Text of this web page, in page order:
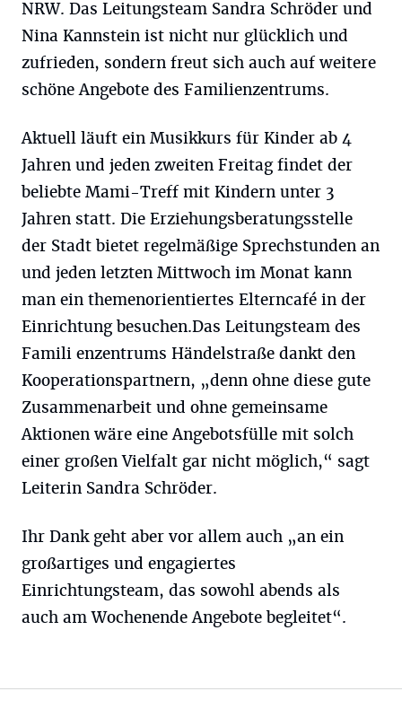
NRW. Das Leitungsteam Sandra Schröder und
Nina Kannstein ist nicht nur glücklich und
zufrieden, sondern freut sich auch auf weitere
schöne Angebote des Familienzentrums.
Aktuell läuft ein Musikkurs für Kinder ab 4
Jahren und jeden zweiten Freitag findet der
beliebte Mami-Treff mit Kindern unter 3
Jahren statt. Die Erziehungsberatungsstelle
der Stadt bietet regelmäßige Sprechstunden an
und jeden letzten Mittwoch im Monat kann
man ein themenorientiertes Elterncafé in der
Einrichtung besuchen.Das Leitungsteam des
Famili enzentrums Händelstraße dankt den
Kooperationspartnern, „denn ohne diese gute
Zusammenarbeit und ohne gemeinsame
Aktionen wäre eine Angebotsfülle mit solch
einer großen Vielfalt gar nicht möglich,“ sagt
Leiterin Sandra Schröder.
Ihr Dank geht aber vor allem auch „an ein
großartiges und engagiertes
Einrichtungsteam, das sowohl abends als
auch am Wochenende Angebote begleitet“.